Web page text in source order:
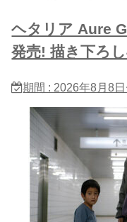
ヘタリア Aure
発売! 描き下ろ
期間 : 2026年8月8